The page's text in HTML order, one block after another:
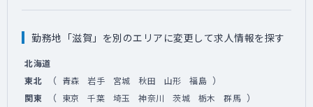
勤務地「滋賀」を別のエリアに変更して求人情報を探す
北海道
東北
（ 青森 岩手 宮城 秋田 山形 福島 ）
関東 （ 東京 千葉 埼玉 神奈川 茨城 栃木 群馬 ）